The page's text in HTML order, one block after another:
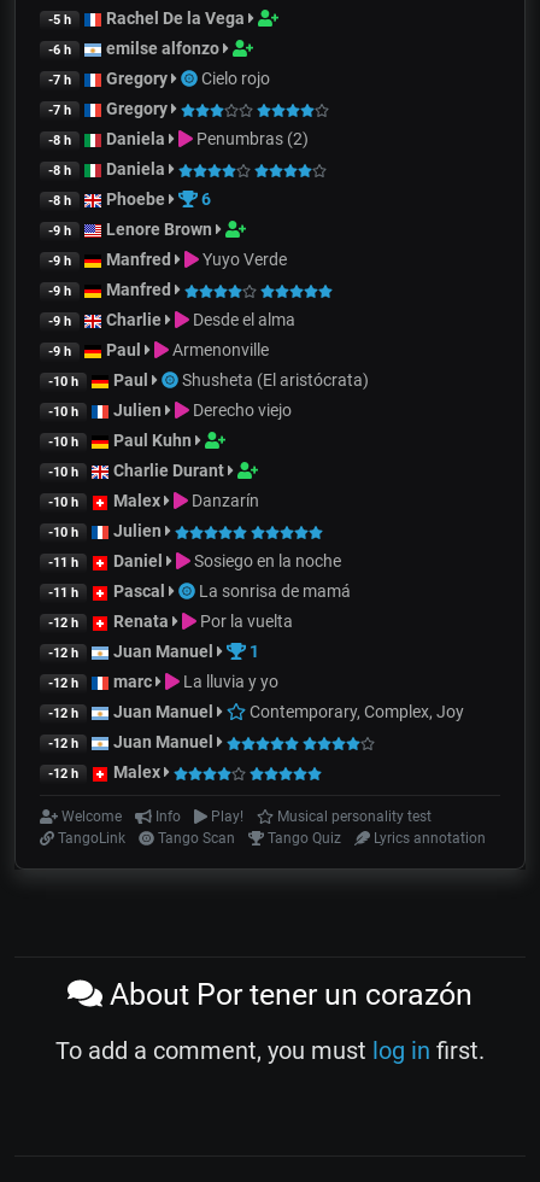
-5 h Rachel De la Vega
-6 h emilse alfonzo
-7 h Gregory Cielo rojo
-7 h Gregory
-8 h Daniela Penumbras (2)
-8 h Daniela
-8 h Phoebe 6
-9 h Lenore Brown
-9 h Manfred Yuyo Verde
-9 h Manfred
-9 h Charlie Desde el alma
-9 h Paul Armenonville
-10 h Paul Shusheta (El aristócrata)
-10 h Julien Derecho viejo
-10 h Paul Kuhn
-10 h Charlie Durant
-10 h Malex Danzarín
-10 h Julien
-11 h Daniel Sosiego en la noche
-11 h Pascal La sonrisa de mamá
-12 h Renata Por la vuelta
-12 h Juan Manuel 1
-12 h marc La lluvia y yo
-12 h Juan Manuel Contemporary, Complex, Joy
-12 h Juan Manuel
-12 h Malex
Welcome Info Play!
Musical personality test
TangoLink
Tango Scan Tango Quiz Lyrics annotation
About Por tener un corazón
To add a comment, you must log in first.